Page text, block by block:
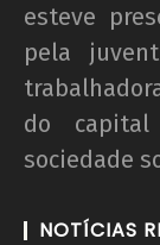
esteve
pela
do
sociedade
NOTÍCIAS